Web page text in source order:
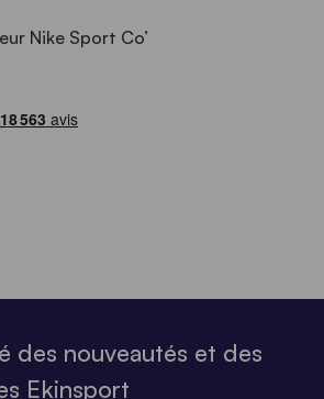
Nike Sport Co’
des nouveautés et des
Ekinsport